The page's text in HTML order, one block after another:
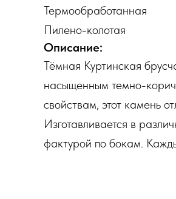
Термообработанная
Пилено-колотая
Описание:
Тёмная Куртинская
насыщенным темно-
свойствам, этот камень
Изготавливается в
фактурой по бокам.